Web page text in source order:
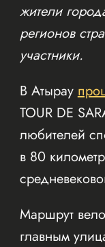
жители
регионов
участники.
В Атырау
TOUR DE
любителей
в 80
Маршрут
главным